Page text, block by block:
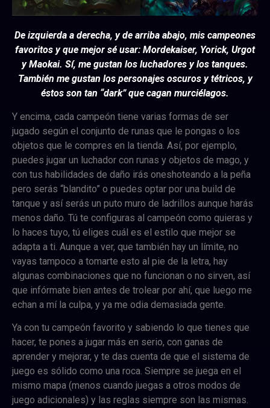
De izquierda a derecha, y de arriba abajo, mis campeones
favoritos y que mejor sé usar: Mordekaiser, Yorick, Urgot
y Maokai. Sí, me gustan los luchadores y los tanques.
También me gustan los personajes oscuros y tétricos, y
éstos son tan “dark” que cagan murciélagos.
Y encima, cada campeón tiene varias formas de ser
jugado según el conjunto de runas que le pongas o los
objetos que le compres en la tienda. Así, por ejemplo,
puedes jugar un luchador con runas y objetos de mago, y
con tus habilidades de daño irás oneshoteando a la peña
pero serás “blandito” o puedes optar por una build de
tanque y así serás un puto muro de ladrillos aunque harás
menos daño. Tú te configuras al campeón como quieras y
lo haces tuyo, tú eliges cuál es el estilo que mejor se
adapta a ti. Aunque a ver, que también hay un límite, no
vayas tampoco a tomarte esto al pie de la letra, hay
algunas combinaciones que no funcionan o no sirven, así
que infórmate bien antes de trolear por ahí, que luego me
echan a mí la culpa, y ya me odia demasiada gente.
Ya con tu campeón favorito y sabiendo lo que tienes que
hacer, te pones a jugar más en serio, con ganas de
aprender y mejorar, y te das cuenta de que el sistema de
juego es sólido como una roca. Siempre se juega en el
mismo mapa (menos cuando juegas a otros modos de
juego adicionales) y las reglas siempre son las mismas.